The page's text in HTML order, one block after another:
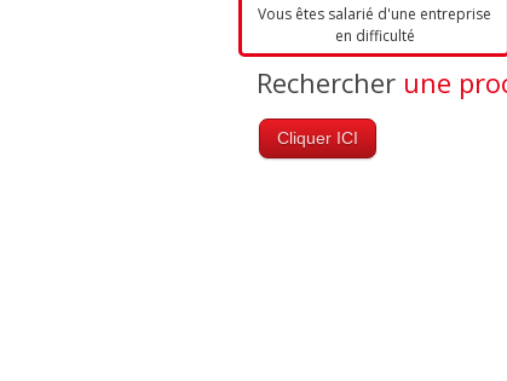
Vous êtes salarié d'une entreprise
en difficulté
Rechercher une
Cliquer ICI